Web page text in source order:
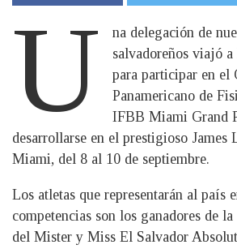
U
na delegación de
salvadoreños viajó
para participar en el
Panamericano de
IFBB Miami Grand
desarrollarse en el prestigioso
Miami, del 8 al 10 de septiembre.
Los atletas que representarán al país
competencias son los ganadores de
del Mister y Miss El Salvador